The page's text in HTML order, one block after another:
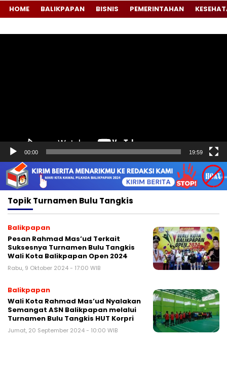
HOME BALIKPAPAN BISNIS PEMERINTAHAN
00:00 19:59
TopikTurnamen Bulu Tangkis
Balikpapan
Pesan Rahmad Mas’ud Terkait
Suksesnya Turnamen Bulu Tangkis
Wali Kota Balikpapan Open 2024
Rabu, 9 Oktober 2024 - 17:00 WIB
Balikpapan
Wali Kota Rahmad Mas’ud Nyalakan
Semangat ASN Balikpapan melalui
Turnamen Bulu Tangkis HUT Korpri
Jumat, 20 September 2024 - 10:00 WIB